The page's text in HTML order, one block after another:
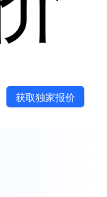
获取独家报价